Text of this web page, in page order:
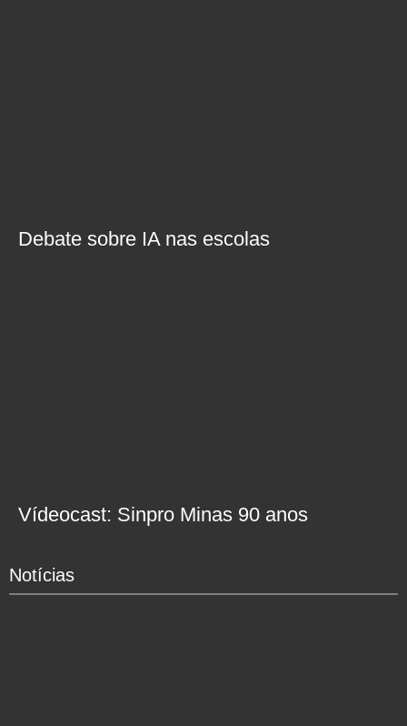
Debate sobre IA nas escolas
Vídeocast: Sinpro Minas 90 anos
Notícias